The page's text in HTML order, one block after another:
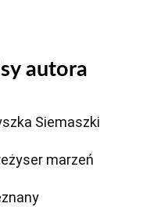
autora
Siemaszki
marzeń